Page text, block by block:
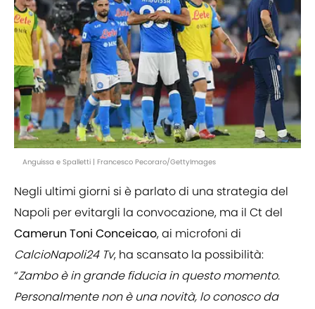
Anguissa e Spalletti | Francesco Pecoraro/GettyImages
Negli ultimi giorni si è parlato di una strategia del
Napoli per evitargli la convocazione, ma il Ct del
Camerun Toni Conceicao, ai microfoni di
CalcioNapoli24 Tv, ha scansato la possibilità:
“Zambo è in grande fiducia in questo momento.
Personalmente non è una novità, lo conosco da